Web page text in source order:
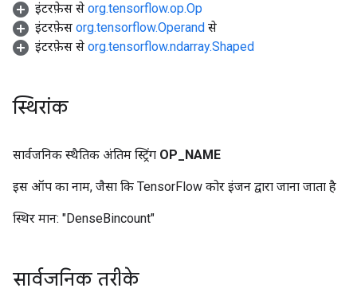
इंटरफ़ेस से org.tensorflow.op.Op
इंटरफ़ेस org.tensorflow.Operand से
इंटरफ़ेस से org.tensorflow.ndarray.Shaped
स्थिरांक
सार्वजनिक स्थैतिक अंतिम स्ट्रिंग OP NAME
इस ऑप का नाम, जैसा कि TensorFlow कोर इंजन द्वारा जाना जाता है
स्थिर मान: "DenseBincount"
सार्वजनिक तरीके